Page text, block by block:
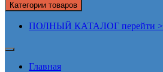
Категории товаров
ПОЛНЫЙ КАТАЛОГ перейти >
Главная